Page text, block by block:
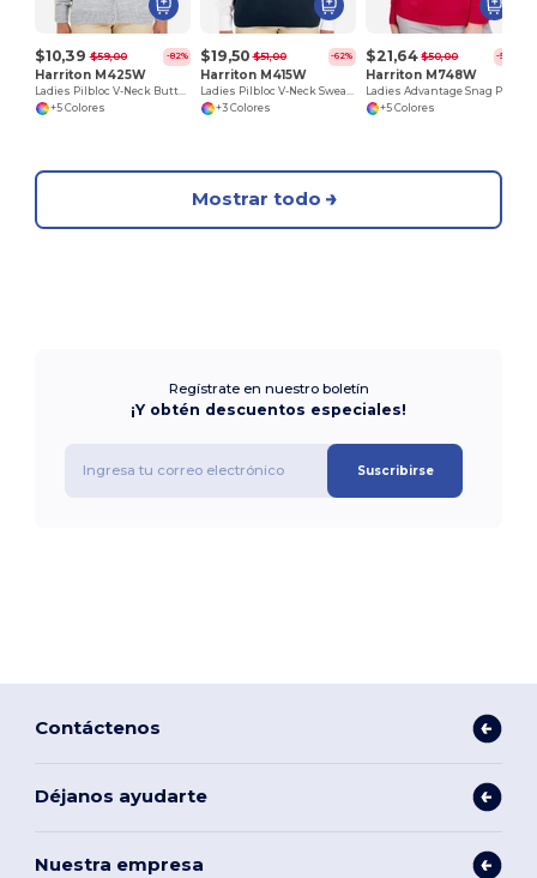
$10,39 $59,00 -82%
Harriton M425W
+5 Colores
$19,50 $51,00 -62%
Harriton M415W
+3 Colores
$21,64 $50,00 -57%
Harriton M748W
+5 Colores
Mostrar todo
Regístrate en nuestro boletín
¡Y obtén descuentos especiales!
Suscribirse
Contáctenos
Déjanos ayudarte
Nuestra empresa